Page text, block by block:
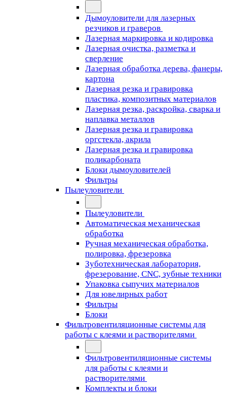
Дымоуловители для лазерных
резчиков и граверов
Лазерная маркировка и кодировка
Лазерная очистка, разметка и
сверление
Лазерная обработка дерева, фанеры,
картона
Лазерная резка и гравировка
пластика, композитных материалов
Лазерная резка, раскройка, сварка и
наплавка металлов
Лазерная резка и гравировка
оргстекла, акрила
Лазерная резка и гравировка
поликарбоната
Блоки дымоуловителей
Фильтры
Пылеуловители
Пылеуловители
Автоматическая механическая
обработка
Ручная механическая обработка,
полировка, фрезеровка
Зуботехническая лаборатория,
фрезерование, CNC, зубные техники
Упаковка сыпучих материалов
Для ювелирных работ
Фильтры
Блоки
Фильтровентиляционные системы для
работы с клеями и растворителями
Фильтровентиляционные системы
для работы с клеями и
растворителями
Комплекты и блоки